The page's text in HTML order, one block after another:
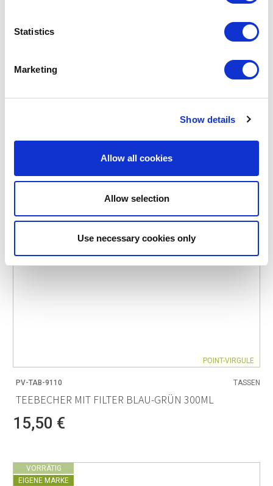
Statistics
Marketing
Show details
Allow all cookies
Allow selection
Use necessary cookies only
TASSEN
15,50 €
POINT-VIRGULE
PV-TAB-9110 TASSEN
TEEBECHER MIT FILTER BLAU-GRÜN 300ML
15,50 €
VORRÄTIG
EIGENE MARKE